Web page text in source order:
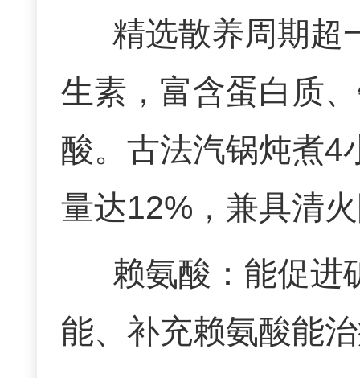
精选散养周期超
生素，富含蛋白质
酸。古法汽锅炖煮4
量达12%，兼具清
赖氨酸：能促进
能、补充赖氨酸能